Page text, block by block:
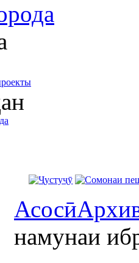
Асосӣ
намунаи